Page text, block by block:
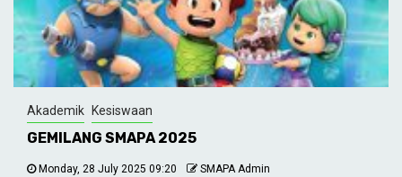
Akademik Kesiswaan
GEMILANG SMAPA 2025
Monday, 28 July 2025 09:20 SMAPA Admin